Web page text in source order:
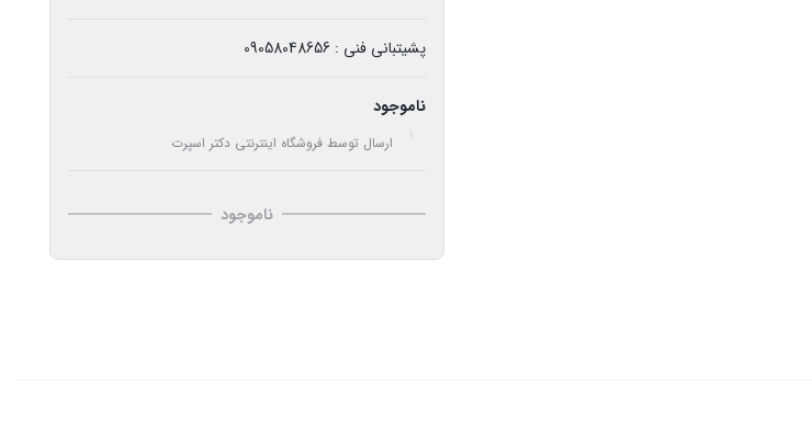
پشیتبانی فنی : 09058048656
ناموجود
ارسال توسط فروشگاه اینترنتی دکتر اسپرت
ناموجود